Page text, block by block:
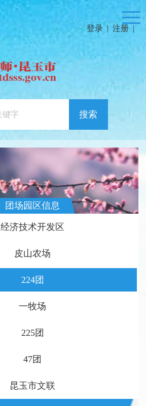
登录| 注册 |
搜索
团场园区信息
经济技术开发区
皮山农场
224团
一牧场
225团
47团
昆玉市文联